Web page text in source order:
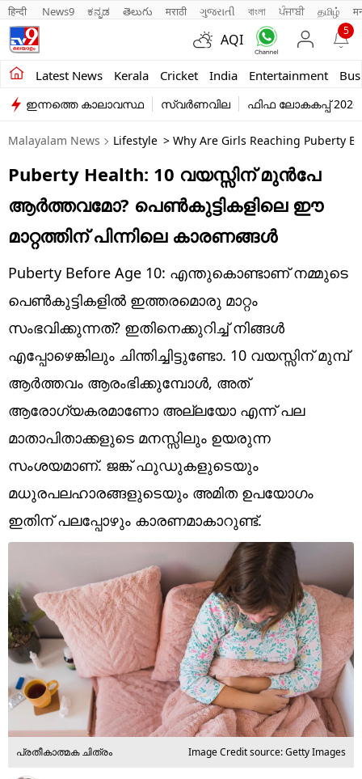
हिन्दी News9 ಕನ್ನಡ తెలుగు मराठी ગુજરાતી বাংলা ਪੰਜਾਬੀ தமிழ்
AQI
5
Latest News Kerala Cricket India Entertainment
Kerala
India
Entertainment
Business
Education
Sports
Lifestyle
world
Technology
Religion
Web Story
Short Videos
ഇന്നത്തെ കാലാവസ്ഥ സ്വർണവില ഫിഫ ലോകകപ്പ് 2026
Malayalam News Lifestyle > Why Are Girls Reaching Puberty
Puberty Health: 10 വയസ്സിന് മുൻപേ
ആർത്തവമോ? പെൺകുട്ടികളിലെ ഈ
മാറ്റത്തിന് പിന്നിലെ കാരണങ്ങൾ
Puberty Before Age 10: എന്തുകൊണ്ടാണ് നമ്മുടെ
പെൺകുട്ടികളിൽ ഇത്തരമൊരു മാറ്റം
സംഭവിക്കുന്നത്? ഇതിനെക്കുറിച്ച് നിങ്ങൾ
എപ്പോഴെങ്കിലും ചിന്തിച്ചിട്ടുണ്ടോ. 10 വയസ്സിന് മുമ്പ്
ആർത്തവം ആരംഭിക്കുമ്പോൾ, അത്
ആരോഗ്യകരമാണോ അല്ലയോ എന്ന് പല
മാതാപിതാക്കളുടെ മനസ്സിലും ഉയരുന്ന
സംശയമാണ്. ജങ്ക് ഫുഡുകളുടെയും
മധുരപലഹാരങ്ങളുടെയും അമിത ഉപയോഗം
ഇതിന് പലപ്പോഴും കാരണമാകാറുണ്ട്.
പ്രതീകാത്മക ചിത്രം Image Credit source: Getty Images